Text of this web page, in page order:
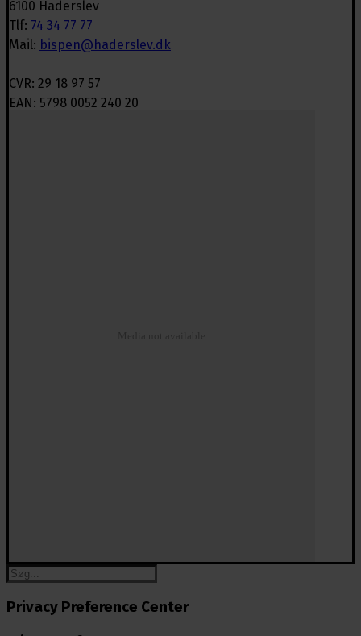
6100 Haderslev
Tlf: 74 34 77 77
Mail: bispen@haderslev.dk
CVR: 29 18 97 57
EAN: 5798 0052 240 20
Privacy Preference Center